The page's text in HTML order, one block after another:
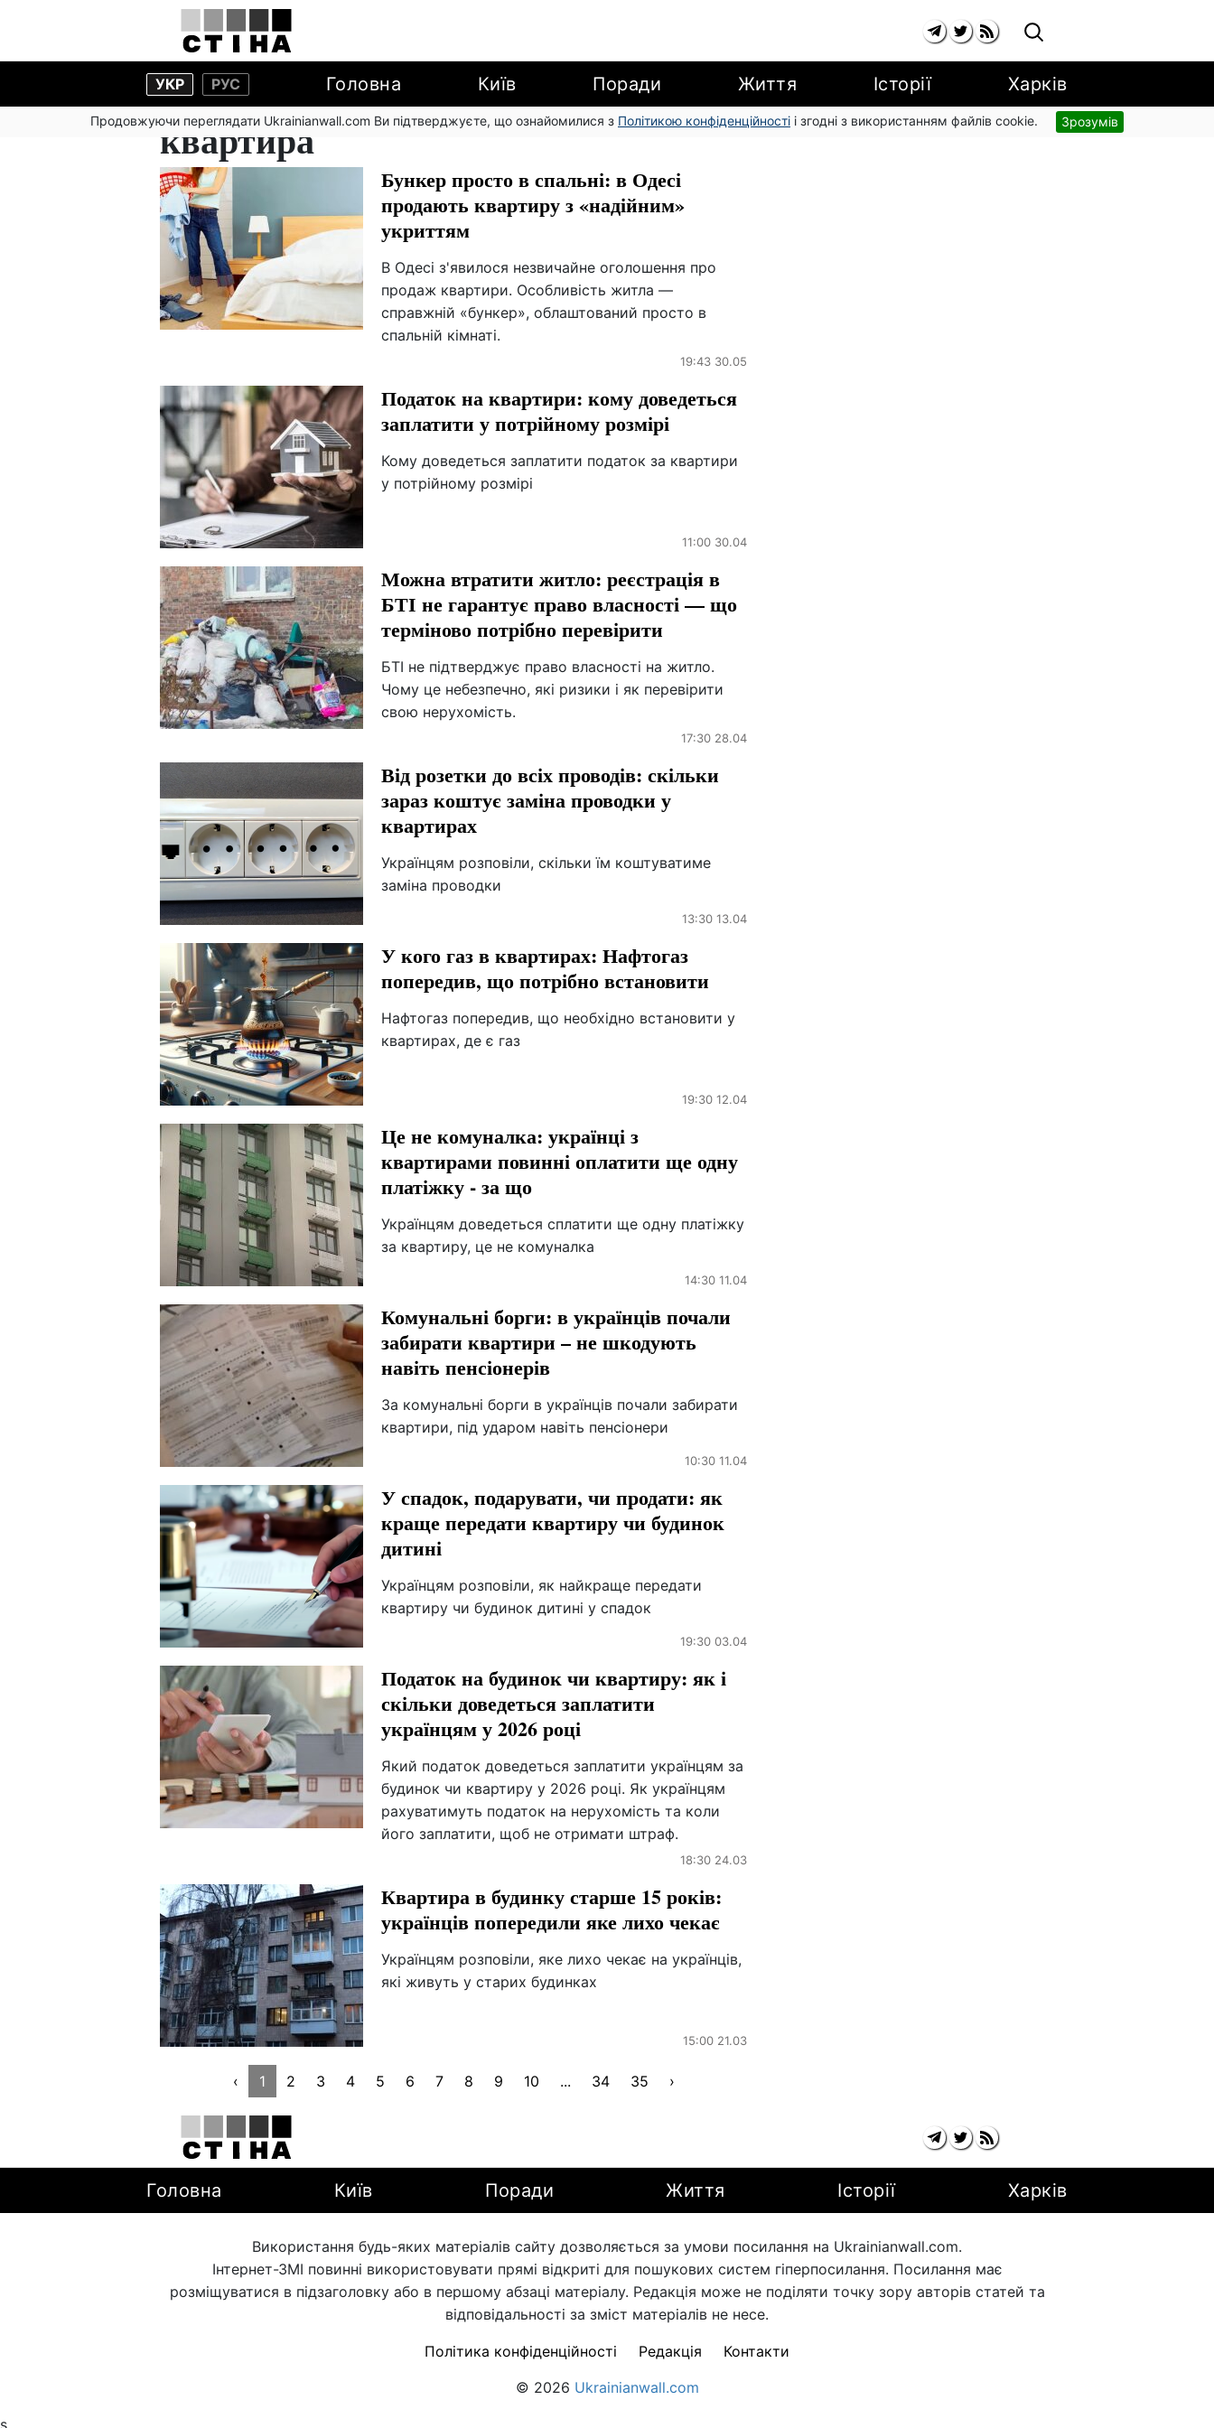
УКР РУС Головна Київ Поради Життя Історії Харків
Продовжуючи переглядати Ukrainianwall.com Ви підтверджуєте, що ознайомилися з Політикою конфіденційності і згодні з використанням файлів cookie. Зрозумів
квартира
Бункер просто в спальні: в Одесі
продають квартиру з «надійним»
укриттям
В Одесі з'явилося незвичайне оголошення про
продаж квартири. Особливість житла —
справжній «бункер», облаштований просто в
спальній кімнаті.
19:43 30.05
Податок на квартири: кому доведеться
заплатити у потрійному розмірі
Кому доведеться заплатити податок за квартири
у потрійному розмірі
11:00 30.04
Можна втратити житло: реєстрація в
БТІ не гарантує право власності — що
терміново потрібно перевірити
БТІ не підтверджує право власності на житло.
Чому це небезпечно, які ризики і як перевірити
свою нерухомість.
17:30 28.04
Від розетки до всіх проводів: скільки
зараз коштує заміна проводки у
квартирах
Українцям розповіли, скільки їм коштуватиме
заміна проводки
13:30 13.04
У кого газ в квартирах: Нафтогаз
попередив, що потрібно встановити
Нафтогаз попередив, що необхідно встановити у
квартирах, де є газ
19:30 12.04
Це не комуналка: українці з
квартирами повинні оплатити ще одну
платіжку - за що
Українцям доведеться сплатити ще одну платіжку
за квартиру, це не комуналка
14:30 11.04
Комунальні борги: в українців почали
забирати квартири – не шкодують
навіть пенсіонерів
За комунальні борги в українців почали забирати
квартири, під ударом навіть пенсіонери
10:30 11.04
У спадок, подарувати, чи продати: як
краще передати квартиру чи будинок
дитині
Українцям розповіли, як найкраще передати
квартиру чи будинок дитині у спадок
19:30 03.04
Податок на будинок чи квартиру: як і
скільки доведеться заплатити
українцям у 2026 році
Який податок доведеться заплатити українцям за
будинок чи квартиру у 2026 році. Як українцям
рахуватимуть податок на нерухомість та коли
його заплатити, щоб не отримати штраф.
18:30 24.03
Квартира в будинку старше 15 років:
українців попередили яке лихо чекає
Українцям розповіли, яке лихо чекає на українців,
які живуть у старих будинках
15:00 21.03
‹ 1 2 3 4 5 6 7 8 9 10 ... 34 35 ›
Головна Київ Поради Життя Історії Харків
Використання будь-яких матеріалів сайту дозволяється за умови посилання на Ukrainianwall.com.
Інтернет-ЗМІ повинні використовувати прямі відкриті для пошукових систем гіперпосилання. Посилання має
розміщуватися в підзаголовку або в першому абзаці матеріалу. Редакція може не поділяти точку зору авторів статей та
відповідальності за зміст матеріалів не несе.
Політика конфіденційності Редакція
Контакти
© 2026 Ukrainianwall.com
s